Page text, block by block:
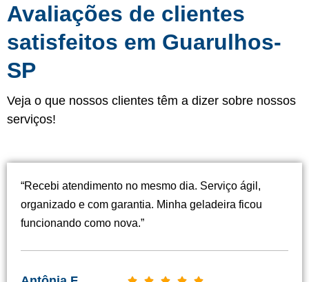
Avaliações de clientes
satisfeitos em Guarulhos-
SP
Veja o que nossos clientes têm a dizer sobre nossos
serviços!
“Recebi atendimento no mesmo dia. Serviço ágil,
organizado e com garantia. Minha geladeira ficou
funcionando como nova.”
C